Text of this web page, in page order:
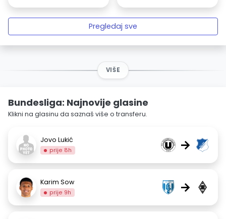
Pregledaj sve
VIŠE
Bundesliga: Najnovije glasine
Klikni na glasinu da saznaš više o transferu.
Jovo Lukić
prije 8h →
Karim Sow
prije 9h →